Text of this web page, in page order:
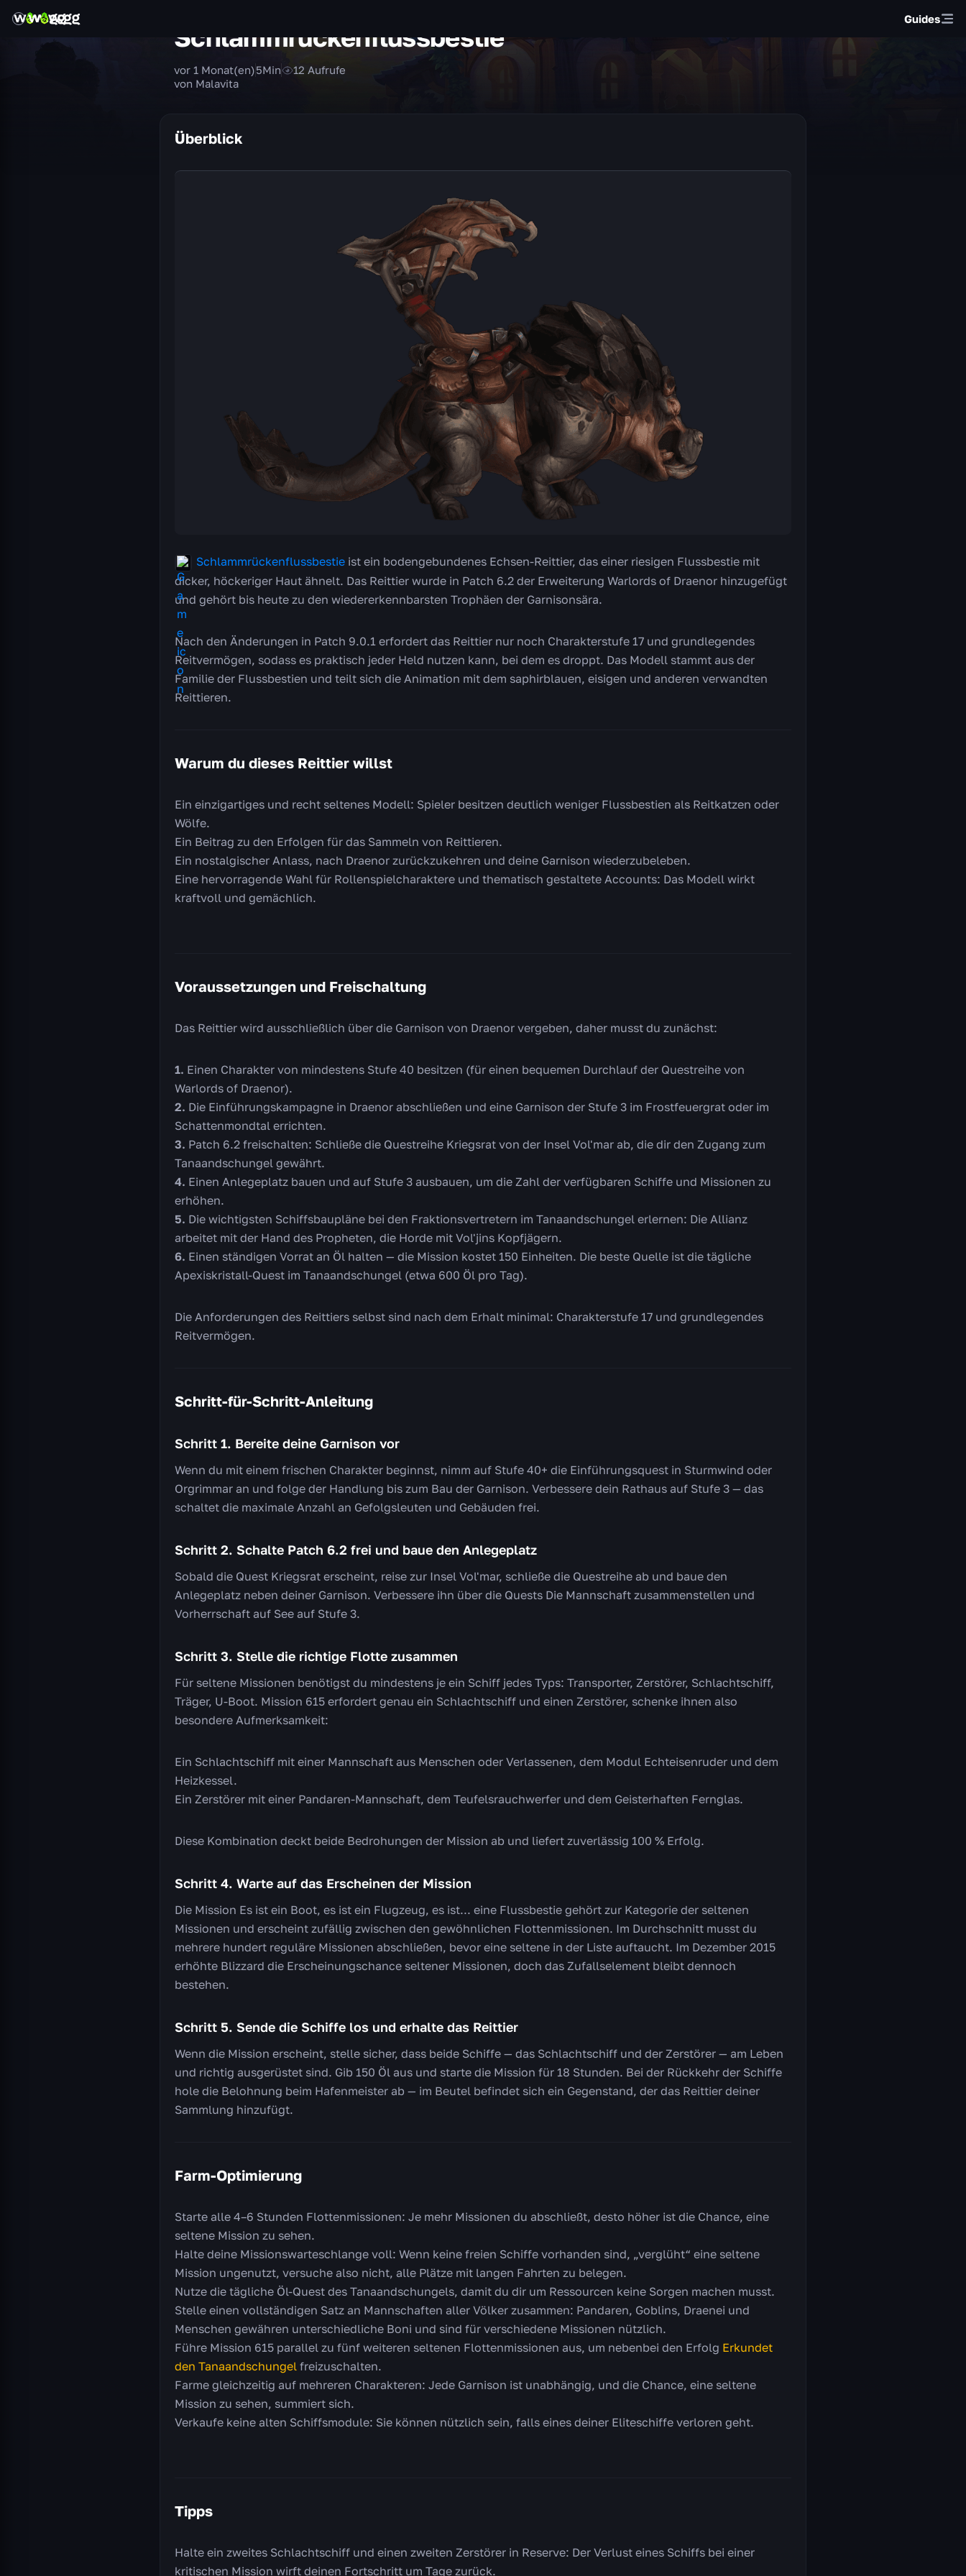
Guides
Schlammrückenflussbestie
von Malavita
vor 1 Monat(en)5Min 12 Aufrufe
Überblick
Schlammrückenflussbestie ist ein bodengebundenes Echsen-Reittier, das einer riesigen Flussbestie mit
dicker, höckeriger Haut ähnelt. Das Reittier wurde in Patch 6.2 der Erweiterung Warlords of Draenor hinzugefügt
und gehört bis heute zu den wiedererkennbarsten Trophäen der Garnisonsära.
Nach den Änderungen in Patch 9.0.1 erfordert das Reittier nur noch Charakterstufe 17 und grundlegendes
Reitvermögen, sodass es praktisch jeder Held nutzen kann, bei dem es droppt. Das Modell stammt aus der
Familie der Flussbestien und teilt sich die Animation mit dem saphirblauen, eisigen und anderen verwandten
Reittieren.
Warum du dieses Reittier willst
Ein einzigartiges und recht seltenes Modell: Spieler besitzen deutlich weniger Flussbestien als Reitkatzen oder
Wölfe.
Ein Beitrag zu den Erfolgen für das Sammeln von Reittieren.
Ein nostalgischer Anlass, nach Draenor zurückzukehren und deine Garnison wiederzubeleben.
Eine hervorragende Wahl für Rollenspielcharaktere und thematisch gestaltete Accounts: Das Modell wirkt
kraftvoll und gemächlich.
Voraussetzungen und Freischaltung
Das Reittier wird ausschließlich über die Garnison von Draenor vergeben, daher musst du zunächst:
Einen Charakter von mindestens Stufe 40 besitzen (für einen bequemen Durchlauf der Questreihe von
Warlords of Draenor).
Die Einführungskampagne in Draenor abschließen und eine Garnison der Stufe 3 im Frostfeuergrat oder im
Schattenmondtal errichten.
Patch 6.2 freischalten: Schließe die Questreihe Kriegsrat von der Insel Vol'mar ab, die dir den Zugang zum
Tanaandschungel gewährt.
Einen Anlegeplatz bauen und auf Stufe 3 ausbauen, um die Zahl der verfügbaren Schiffe und Missionen zu
erhöhen.
Die wichtigsten Schiffsbaupläne bei den Fraktionsvertretern im Tanaandschungel erlernen: Die Allianz
arbeitet mit der Hand des Propheten, die Horde mit Vol'jins Kopfjägern.
Einen ständigen Vorrat an Öl halten — die Mission kostet 150 Einheiten. Die beste Quelle ist die tägliche
Apexiskristall-Quest im Tanaandschungel (etwa 600 Öl pro Tag).
Die Anforderungen des Reittiers selbst sind nach dem Erhalt minimal: Charakterstufe 17 und grundlegendes
Reitvermögen.
Schritt-für-Schritt-Anleitung
Schritt 1. Bereite deine Garnison vor
Wenn du mit einem frischen Charakter beginnst, nimm auf Stufe 40+ die Einführungsquest in Sturmwind oder
Orgrimmar an und folge der Handlung bis zum Bau der Garnison. Verbessere dein Rathaus auf Stufe 3 — das
schaltet die maximale Anzahl an Gefolgsleuten und Gebäuden frei.
Schritt 2. Schalte Patch 6.2 frei und baue den Anlegeplatz
Sobald die Quest Kriegsrat erscheint, reise zur Insel Vol'mar, schließe die Questreihe ab und baue den
Anlegeplatz neben deiner Garnison. Verbessere ihn über die Quests Die Mannschaft zusammenstellen und
Vorherrschaft auf See auf Stufe 3.
Schritt 3. Stelle die richtige Flotte zusammen
Für seltene Missionen benötigst du mindestens je ein Schiff jedes Typs: Transporter, Zerstörer, Schlachtschiff,
Träger, U-Boot. Mission 615 erfordert genau ein Schlachtschiff und einen Zerstörer, schenke ihnen also
besondere Aufmerksamkeit:
Ein Schlachtschiff mit einer Mannschaft aus Menschen oder Verlassenen, dem Modul Echteisenruder und dem
Heizkessel.
Ein Zerstörer mit einer Pandaren-Mannschaft, dem Teufelsrauchwerfer und dem Geisterhaften Fernglas.
Diese Kombination deckt beide Bedrohungen der Mission ab und liefert zuverlässig 100 % Erfolg.
Schritt 4. Warte auf das Erscheinen der Mission
Die Mission Es ist ein Boot, es ist ein Flugzeug, es ist... eine Flussbestie gehört zur Kategorie der seltenen
Missionen und erscheint zufällig zwischen den gewöhnlichen Flottenmissionen. Im Durchschnitt musst du
mehrere hundert reguläre Missionen abschließen, bevor eine seltene in der Liste auftaucht. Im Dezember 2015
erhöhte Blizzard die Erscheinungschance seltener Missionen, doch das Zufallselement bleibt dennoch
bestehen.
Schritt 5. Sende die Schiffe los und erhalte das Reittier
Wenn die Mission erscheint, stelle sicher, dass beide Schiffe — das Schlachtschiff und der Zerstörer — am Leben
und richtig ausgerüstet sind. Gib 150 Öl aus und starte die Mission für 18 Stunden. Bei der Rückkehr der Schiffe
hole die Belohnung beim Hafenmeister ab — im Beutel befindet sich ein Gegenstand, der das Reittier deiner
Sammlung hinzufügt.
Farm-Optimierung
Starte alle 4–6 Stunden Flottenmissionen: Je mehr Missionen du abschließt, desto höher ist die Chance, eine
seltene Mission zu sehen.
Halte deine Missionswarteschlange voll: Wenn keine freien Schiffe vorhanden sind, „verglüht“ eine seltene
Mission ungenutzt, versuche also nicht, alle Plätze mit langen Fahrten zu belegen.
Nutze die tägliche Öl-Quest des Tanaandschungels, damit du dir um Ressourcen keine Sorgen machen musst.
Stelle einen vollständigen Satz an Mannschaften aller Völker zusammen: Pandaren, Goblins, Draenei und
Menschen gewähren unterschiedliche Boni und sind für verschiedene Missionen nützlich.
Führe Mission 615 parallel zu fünf weiteren seltenen Flottenmissionen aus, um nebenbei den Erfolg Erkundet
den Tanaandschungel freizuschalten.
Farme gleichzeitig auf mehreren Charakteren: Jede Garnison ist unabhängig, und die Chance, eine seltene
Mission zu sehen, summiert sich.
Verkaufe keine alten Schiffsmodule: Sie können nützlich sein, falls eines deiner Eliteschiffe verloren geht.
Tipps
Halte ein zweites Schlachtschiff und einen zweiten Zerstörer in Reserve: Der Verlust eines Schiffs bei einer
kritischen Mission wirft deinen Fortschritt um Tage zurück.